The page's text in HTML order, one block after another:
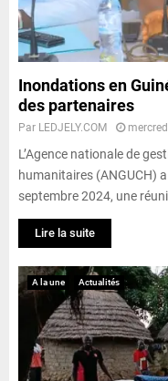
Inondations en
des partenaires
Par LEDJELY.COM
L’Agence nationale de
humanitaires (ANGUCH)
septembre 2024, une
Lire la suite
A la une Actualités